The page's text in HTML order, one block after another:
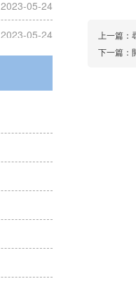
2023-05-24
2023-05-24
2023-05-24
上一篇：
下一篇：